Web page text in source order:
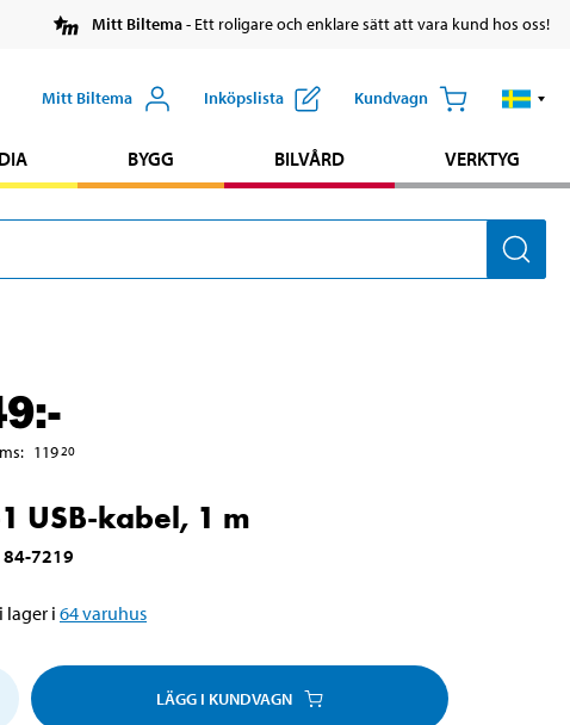
Mitt Biltema- Ett roligare och enklare sätt att vara kund hos oss!
Mitt Biltema Inköpslista Kundvagn
BYGG BILVÅRD VERKTYG
:-
: 119 20
USB-kabel, 1 m
84-7219
lager i64varuhus
LÄGG I KUNDVAGN